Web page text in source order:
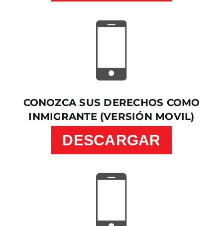
CONOZCA SUS DERECHOS COMO
INMIGRANTE (VERSIÓN MOVIL)
DESCARGAR